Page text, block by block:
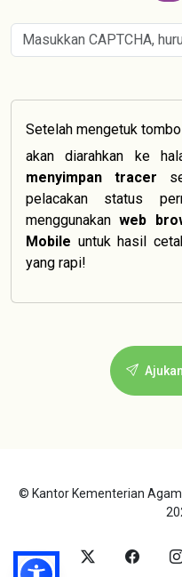
Setelah mengetuk
akan diarahkan ke
menyimpan tracer
pelacakan status
menggunakanweb
Mobile untuk hasil
yang rapi!
Ajukan
© Kantor Kementerian